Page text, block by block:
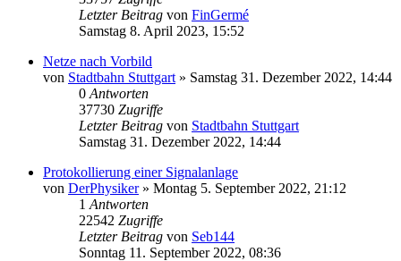
Letzter Beitrag von FinGermé
Samstag 8. April 2023, 15:52
Netze nach Vorbild
von Stadtbahn Stuttgart » Samstag 31. Dezember 2022, 14:44
0 Antworten
37730 Zugriffe
Letzter Beitrag von Stadtbahn Stuttgart
Samstag 31. Dezember 2022, 14:44
Protokollierung einer Signalanlage
von DerPhysiker» Montag 5. September 2022, 21:12
1 Antworten
22542 Zugriffe
Letzter Beitrag von Seb144
Sonntag 11. September 2022, 08:36